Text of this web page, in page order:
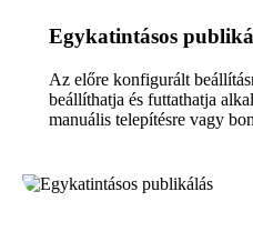
Egykatintásos
Az előre konfigurált
beállíthatja és futtathatja
manuális telepítésre vagy